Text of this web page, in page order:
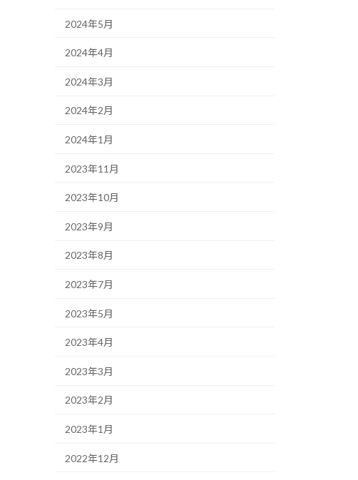
2024年5月
2024年4月
2024年3月
2024年2月
2024年1月
2023年11月
2023年10月
2023年9月
2023年8月
2023年7月
2023年5月
2023年4月
2023年3月
2023年2月
2023年1月
2022年12月